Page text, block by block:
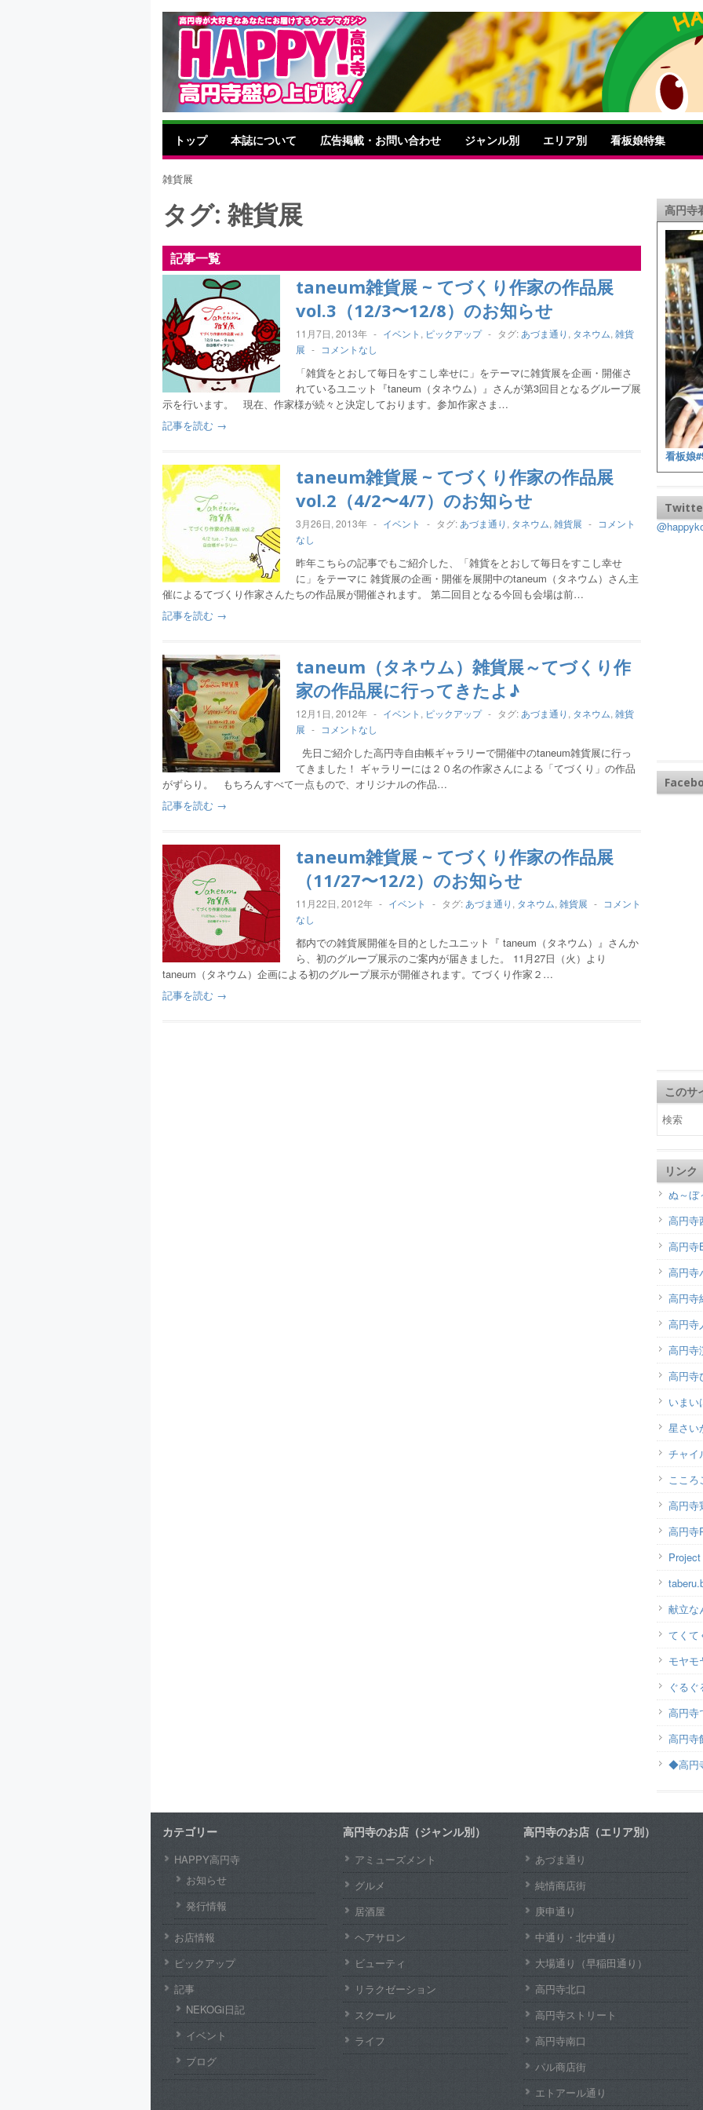
トップ 本誌について 広告掲載・お問い合わせ ジャンル別 エリア別 看板娘特集
雑貨展
タグ: 雑貨展
記事一覧
taneum雑貨展 ~ てづくり作家の作品展
vol.3（12/3〜12/8）のお知らせ
11月7日, 2013年 - イベント , ピックアップ - タグ: あづま通り , タネウム, 雑貨
展 - コメントなし
「雑貨をとおして毎日をすこし幸せに」をテーマに雑貨展を企画・開催さ
れているユニット『taneum（タネウム）』さんが第3回目となるグループ展
示を行います。 現在、作家様が続々と決定しております。参加作家さま…
記事を読む →
taneum雑貨展 ~ てづくり作家の作品展
vol.2（4/2〜4/7）のお知らせ
3月26日, 2013年 - イベント - タグ: あづま通り , タネウム, 雑貨展 - コメント
なし
昨年こちらの記事でもご紹介した、「雑貨をとおして毎日をすこし幸せ
に」をテーマに 雑貨展の企画・開催を展開中のtaneum（タネウム）さん主
催によるてづくり作家さんたちの作品展が開催されます。 第二回目となる今回も会場は前…
記事を読む →
taneum（タネウム）雑貨展～てづくり作
家の作品展に行ってきたよ♪
12月1日, 2012年 - イベント , ピックアップ - タグ: あづま通り , タネウム, 雑貨
展 - コメントなし
先日ご紹介した高円寺自由帳ギャラリーで開催中のtaneum雑貨展に行っ
てきました！ ギャラリーには２０名の作家さんによる「てづくり」の作品
がずらり。 もちろんすべて一点もので、オリジナルの作品…
記事を読む →
taneum雑貨展 ~ てづくり作家の作品展
（11/27〜12/2）のお知らせ
11月22日, 2012年 - イベント - タグ: あづま通り , タネウム, 雑貨展 - コメント
なし
都内での雑貨展開催を目的としたユニット『 taneum（タネウム）』さんか
ら、初のグループ展示のご案内が届きました。 11月27日（火）より
taneum（タネウム）企画による初のグループ展示が開催されます。てづくり作家２…
記事を読む →
高円寺
看板娘
このサ
リンク
ぬ～ぼ
高円寺
高円寺
高円寺
高円寺
高円寺
高円寺
高円寺
いまい
星さい
チャイ
こころ
高円寺
高円寺
献立な
てくて
モヤモ
ぐる
高円寺
高円寺
◆高円
カテゴリー
HAPPY高円寺
お知らせ
発行情報
お店情報
ピックアップ
記事
NEKOGi日記
イベント
ブログ
高円寺のお店（ジャンル別）
アミューズメント
グルメ
居酒屋
ヘアサロン
ビューティ
リラクゼーション
スクール
ライフ
高円寺のお店（エリア別）
あづま通り
純情商店街
庚申通り
中通り・北中通り
大場通り（早稲田通り）
高円寺北口
高円寺ストリート
高円寺南口
パル商店街
エトアール通り